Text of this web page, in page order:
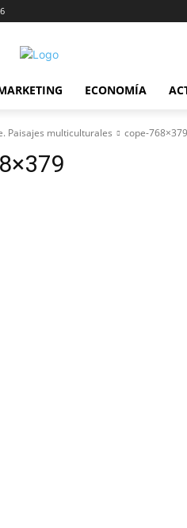
ECONOMÍA
Paisajes multiculturales cope-768×379